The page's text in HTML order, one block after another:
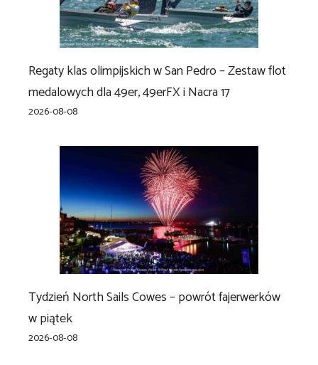
Regaty klas olimpijskich w San Pedro – Zestaw flot
medalowych dla 49er, 49erFX i Nacra 17
2026-08-08
Tydzień North Sails Cowes – powrót fajerwerków
w piątek
2026-08-08